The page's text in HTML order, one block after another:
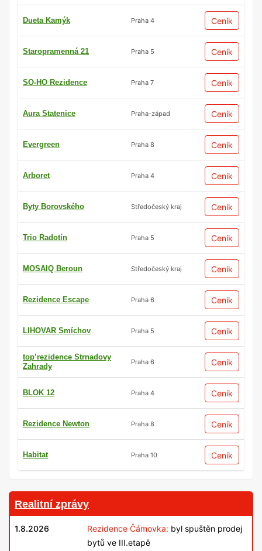
Dueta Kamýk Praha 4 Ceník
Staropramenná 21 Praha 5 Ceník
SO-HO Rezidence Praha 7 Ceník
Aura Statenice Praha-západ Ceník
Evergreen Praha 8 Ceník
Arboret Praha 4 Ceník
Byty Borovského Středočeský kraj Ceník
Trio Radotín Praha 5 Ceník
MOSAIQ Beroun Středočeský kraj Ceník
Rezidence Escape Praha 6 Ceník
LIHOVAR Smíchov Praha 5 Ceník
top’rezidence Strnadovy
Zahrady
Praha 6 Ceník
BLOK 12 Praha 4 Ceník
Rezidence Newton Praha 8 Ceník
Habitat Praha 10 Ceník
Realitní zprávy
1.8.2026 Rezidence Čámovka: byl spuštěn prodej
bytů ve III.etapě